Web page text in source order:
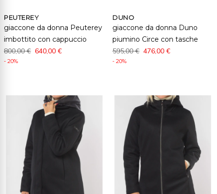
PEUTEREY
giaccone da donna Peuterey
imbottito con cappuccio
800,00 € 640,00 €
- 20%
DUNO
giaccone da donna Duno
piumino Circe con tasche
595,00 € 476,00 €
- 20%